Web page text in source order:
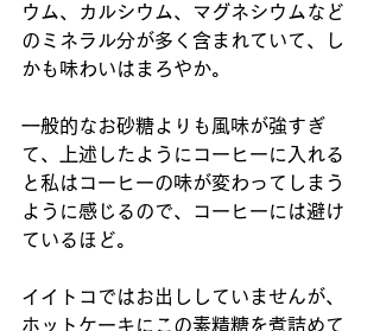
ウム、カルシウム、マグネシウムなど
のミネラル分が多く含まれていて、し
かも味わいはまろやか。
一般的なお砂糖よりも風味が強すぎ
て、上述したようにコーヒーに入れる
と私はコーヒーの味が変わってしまう
ように感じるので、コーヒーには避け
ているほど。
イイトコではお出ししていませんが、
ホットケーキにこの素精糖を煮詰めて